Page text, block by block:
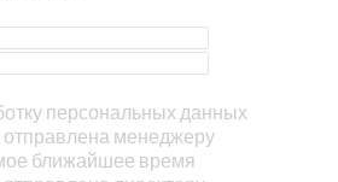
персональных данных
менеджеру
ближайшее время